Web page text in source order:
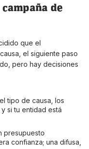
de
que el
el siguiente paso
pero hay decisiones
tipo de causa, los
si tu entidad está
presupuesto
confianza; una difusa,